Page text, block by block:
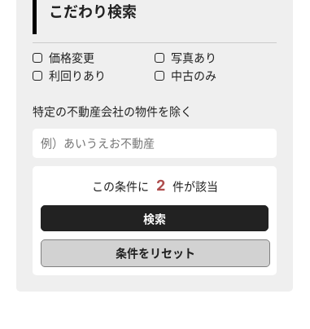
こだわり検索
価格変更
写真あり
利回りあり
中古のみ
特定の不動産会社の物件を除く
この条件に 2 件が該当
条件をリセット